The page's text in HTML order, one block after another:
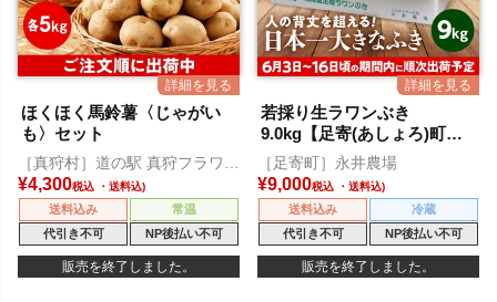
ほくほく馬鈴薯〈じゃがい
も〉セット
［真狩村］道の駅 真狩フラワー
センター
¥4,300税込
送料込み
常温
代引き不可
NP後払い不可
販売を終了しました。
若採り生ラワンぶき
9.0kg【足寄(あしょろ)町特
産】
［足寄町］永井農場
¥9,000税込
送料込み
冷蔵
代引き不可
NP後払い不可
販売を終了しました。